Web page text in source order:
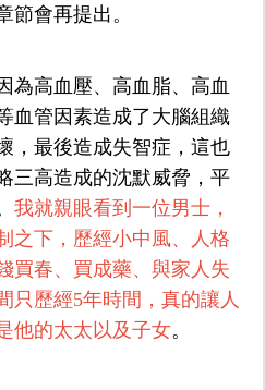
節會再提出。
為高血壓、高血脂、高血
血管因素造成了大腦組織
，最後造成失智症，這也
三高造成的沈默威脅，平
我就親眼看到一位男士，
之下，歷經小中風、人格
買春、買成藥、與家人失
只歷經5年時間，真的讓人
他的太太以及子女。